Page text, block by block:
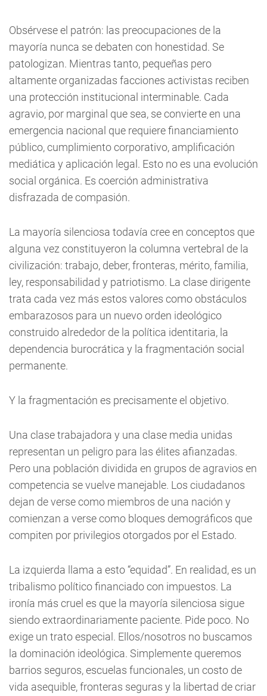
Obsérvese el patrón: las preocupaciones de la
mayoría nunca se debaten con honestidad. Se
patologizan. Mientras tanto, pequeñas pero
altamente organizadas facciones activistas reciben
una protección institucional interminable. Cada
agravio, por marginal que sea, se convierte en una
emergencia nacional que requiere financiamiento
público, cumplimiento corporativo, amplificación
mediática y aplicación legal. Esto no es una evolución
social orgánica. Es coerción administrativa
disfrazada de compasión.
La mayoría silenciosa todavía cree en conceptos que
alguna vez constituyeron la columna vertebral de la
civilización: trabajo, deber, fronteras, mérito, familia,
ley, responsabilidad y patriotismo. La clase dirigente
trata cada vez más estos valores como obstáculos
embarazosos para un nuevo orden ideológico
construido alrededor de la política identitaria, la
dependencia burocrática y la fragmentación social
permanente.
Y la fragmentación es precisamente el objetivo.
Una clase trabajadora y una clase media unidas
representan un peligro para las élites afianzadas.
Pero una población dividida en grupos de agravios en
competencia se vuelve manejable. Los ciudadanos
dejan de verse como miembros de una nación y
comienzan a verse como bloques demográficos que
compiten por privilegios otorgados por el Estado.
La izquierda llama a esto “equidad”. En realidad, es un
tribalismo político financiado con impuestos. La
ironía más cruel es que la mayoría silenciosa sigue
siendo extraordinariamente paciente. Pide poco. No
exige un trato especial. Ellos/nosotros no buscamos
la dominación ideológica. Simplemente queremos
barrios seguros, escuelas funcionales, un costo de
vida asequible, fronteras seguras y la libertad de criar